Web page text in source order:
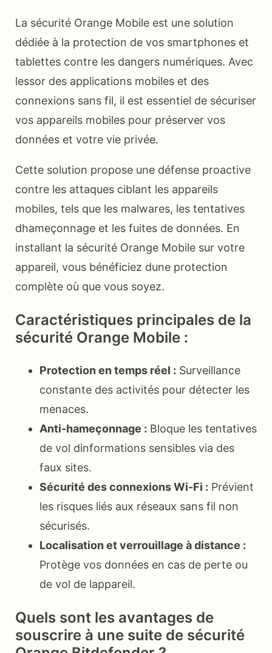
La sécurité Orange Mobile est une solution
dédiée à la protection de vos smartphones et
tablettes contre les dangers numériques. Avec
lessor des applications mobiles et des
connexions sans fil, il est essentiel de sécuriser
vos appareils mobiles pour préserver vos
données et votre vie privée.
Cette solution propose une défense proactive
contre les attaques ciblant les appareils
mobiles, tels que les malwares, les tentatives
dhameçonnage et les fuites de données. En
installant la sécurité Orange Mobile sur votre
appareil, vous bénéficiez dune protection
complète où que vous soyez.
Caractéristiques principales de la
sécurité Orange Mobile :
Protection en temps réel : Surveillance
constante des activités pour détecter les
menaces.
Anti-hameçonnage : Bloque les tentatives
de vol dinformations sensibles via des
faux sites.
Sécurité des connexions Wi-Fi : Prévient
les risques liés aux réseaux sans fil non
sécurisés.
Localisation et verrouillage à distance :
Protège vos données en cas de perte ou
de vol de lappareil.
Quels sont les avantages de
souscrire à une suite de sécurité